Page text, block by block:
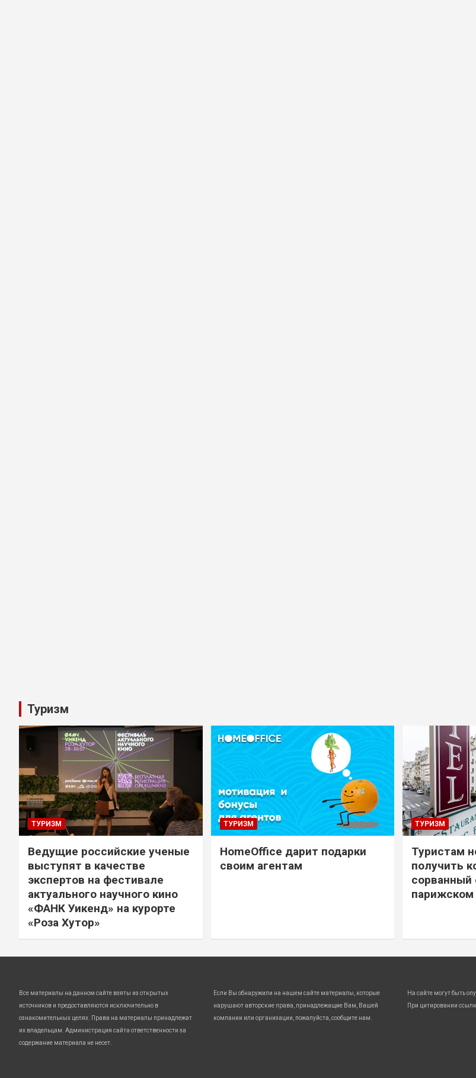
Туризм
ТУРИЗМ
Ведущие российские ученые
выступят в качестве
экспертов на фестивале
актуального научного кино
«ФАНК Уикенд» на курорте
«Роза Хутор»
ТУРИЗМ
HomeOffice дарит подарки
своим агентам
ТУРИЗМ
Туристам
получить
сорванный
парижском
Все материалы на данном сайте взяты из открытых
источников и предоставляются исключительно в
ознакомительных целях. Права на материалы принадлежат
их владельцам. Администрация сайта ответственности за
содержание материала не несет.
Если Вы обнаружили на нашем сайте материалы, которые
нарушают авторские права, принадлежащие Вам, Вашей
компании или организации, пожалуйста, сообщите нам.
На сайте могут быть
При цитировании